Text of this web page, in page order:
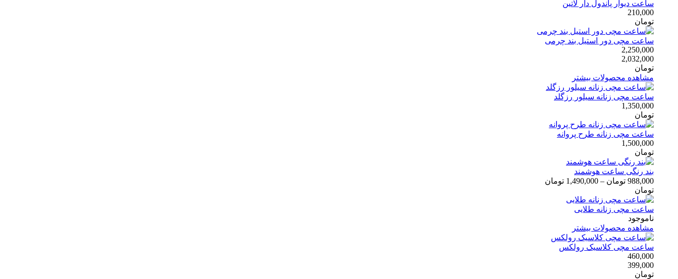
ساعت دیوار پاندول دار لاتین
210,000
تومان
ساعت مچی دور استیل بند چرمی
2,250,000
2,032,000
تومان
مشاهده محصولات بیشتر
ساعت مچی زنانه سیلور رزگلد
1,350,000
تومان
ساعت مچی زنانه طرح پروانه
1,500,000
تومان
بند رنگی ساعت هوشمند
988,000 تومان –
1,490,000 تومان
تومان
ساعت مچی زنانه طلایی
ناموجود
مشاهده محصولات بیشتر
ساعت مچی کلاسیک رولکس
460,000
399,000
تومان